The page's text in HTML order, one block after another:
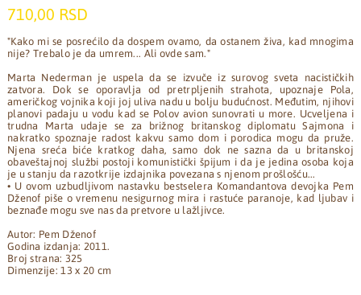
710,00 RSD
"Kako mi se posrećilo da dospem ovamo, da ostanem živa, kad mnogima
nije? Trebalo je da umrem... Ali ovde sam."
Marta Nederman je uspela da se izvuče iz surovog sveta nacističkih
zatvora. Dok se oporavlja od pretrpljenih strahota, upoznaje Pola,
američkog vojnika koji joj uliva nadu u bolju budućnost. Međutim, njihovi
planovi padaju u vodu kad se Polov avion sunovrati u more. Ucveljena i
trudna Marta udaje se za brižnog britanskog diplomatu Sajmona i
nakratko spoznaje radost kakvu samo dom i porodica mogu da pruže.
Njena sreća biće kratkog daha, samo dok ne sazna da u britanskoj
obaveštajnoj službi postoji komunistički špijum i da je jedina osoba koja
je u stanju da razotkrije izdajnika povezana s njenom prošlošću...
• U ovom uzbudljivom nastavku bestselera Komandantova devojka Pem
Dženof piše o vremenu nesigurnog mira i rastuće paranoje, kad ljubav i
beznađe mogu sve nas da pretvore u lažljivce.
Autor: Pem Dženof
Godina izdanja: 2011.
Broj strana: 325
Dimenzije: 13 x 20 cm